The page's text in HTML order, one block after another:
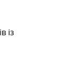
із